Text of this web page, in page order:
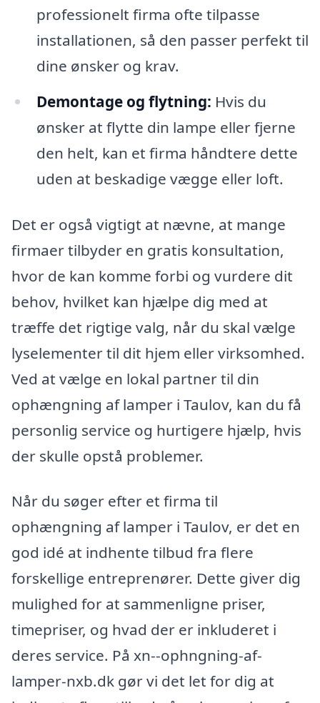
professionelt firma ofte tilpasse
installationen, så den passer perfekt til
dine ønsker og krav.
Demontage og flytning: Hvis du
ønsker at flytte din lampe eller fjerne
den helt, kan et firma håndtere dette
uden at beskadige vægge eller loft.
Det er også vigtigt at nævne, at mange
firmaer tilbyder en gratis konsultation,
hvor de kan komme forbi og vurdere dit
behov, hvilket kan hjælpe dig med at
træffe det rigtige valg, når du skal vælge
lyselementer til dit hjem eller virksomhed.
Ved at vælge en lokal partner til din
ophængning af lamper i Taulov, kan du få
personlig service og hurtigere hjælp, hvis
der skulle opstå problemer.
Når du søger efter et firma til
ophængning af lamper i Taulov, er det en
god idé at indhente tilbud fra flere
forskellige entreprenører. Dette giver dig
mulighed for at sammenligne priser,
timepriser, og hvad der er inkluderet i
deres service. På xn--ophngning-af-
lamper-nxb.dk gør vi det let for dig at